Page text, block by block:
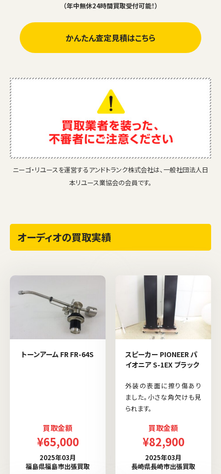
（年中無休24時間買取受付可能！）
かんたん査定見積はこちら
ニーゴ・リユースを運営するアンドトランク株式会社は、一般社団法人日
本リユース業協会の会員です。
オーディオの買取実績
トーンアーム FR FR-64S
買取金額
¥65,000
2025年03月
福島県福島市出張買取
スピーカー PIONEER パ
イオニア S-1EX ブラック
外装の表面に擦り傷あり
ました。小さな角欠けも見
られます。
買取金額
¥82,900
2025年03月
長崎県長崎市出張買取